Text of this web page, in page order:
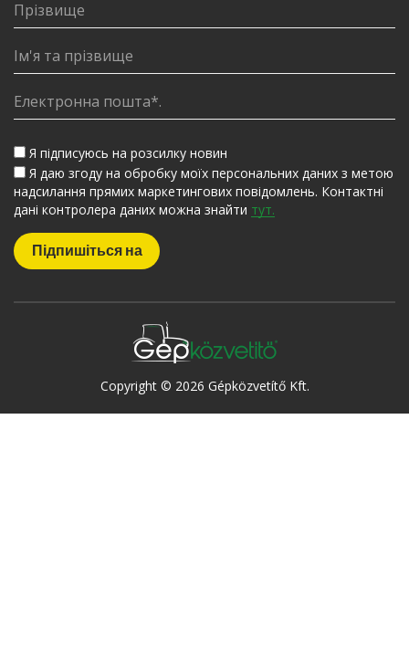
Я підписуюсь на розсилку новин
Я даю згоду на обробку моїх персональних даних з метою
надсилання прямих маркетингових повідомлень. Контактні
дані контролера даних можна знайти тут.
Copyright © 2026 Gépközvetítő Kft.